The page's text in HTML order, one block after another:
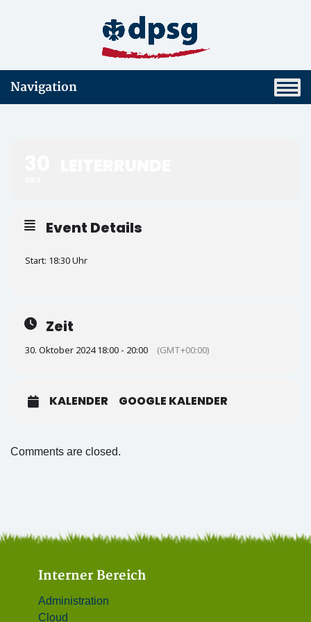
Navigation
Event Details
Start: 18:30 Uhr
Zeit
30. Oktober 2024 18:00 - 20:00 (GMT+00:00)
KALENDER GOOGLE KALENDER
Comments are closed.
Interner Bereich
Administration
Cloud